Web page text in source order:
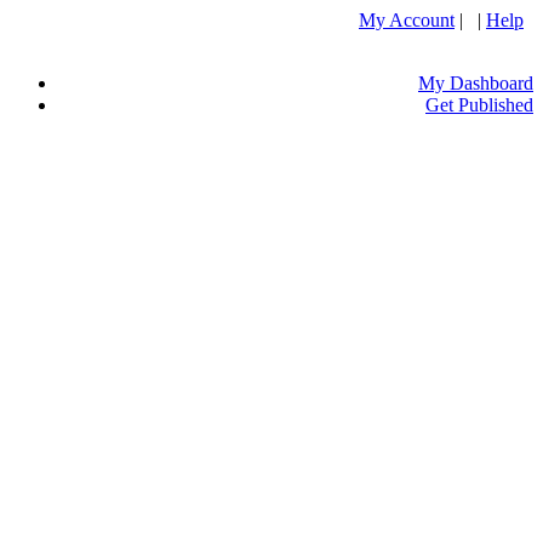
My Account | | Help
My Dashboard
Get Published